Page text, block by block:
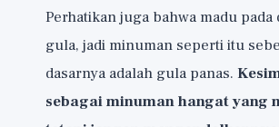
Perhatikan juga bahwa madu pada
gula, jadi minuman seperti itu
dasarnya adalah gula panas.
sebagai minuman hangat yang